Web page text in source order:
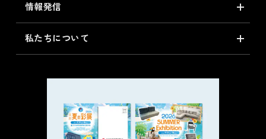
情報発信
私たちについて